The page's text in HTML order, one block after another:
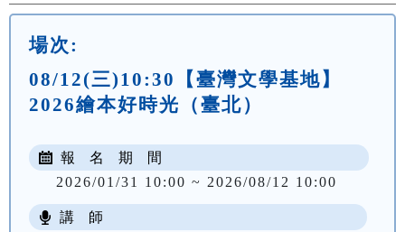
場次:
08/12(三)10:30【臺灣文學基地】
2026繪本好時光（臺北）
報 名 期 間
2026/01/31 10:00 ~ 2026/08/12 10:00
講 師